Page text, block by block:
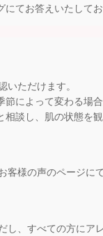
てお答えいたして
ただけます。
によって変わる場合
談し、肌の状態を
様の声のページに
し、すべての方に